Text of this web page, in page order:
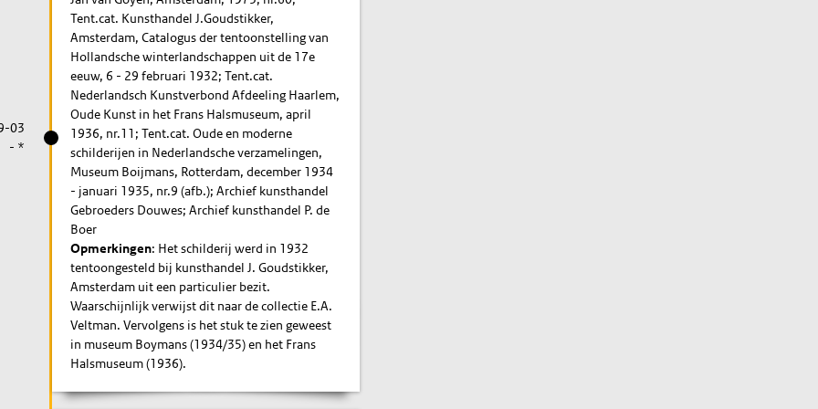
03
- *
Tent.cat. Kunsthandel J.Goudstikker,
Amsterdam, Catalogus der tentoonstelling van
Hollandsche winterlandschappen uit de 17e
eeuw, 6 - 29 februari 1932; Tent.cat.
Nederlandsch Kunstverbond Afdeeling Haarlem,
Oude Kunst in het Frans Halsmuseum, april
1936, nr.11; Tent.cat. Oude en moderne
schilderijen in Nederlandsche verzamelingen,
Museum Boijmans, Rotterdam, december 1934
- januari 1935, nr.9 (afb.); Archief kunsthandel
Gebroeders Douwes; Archief kunsthandel P. de
Boer
Opmerkingen: Het schilderij werd in 1932
tentoongesteld bij kunsthandel J. Goudstikker,
Amsterdam uit een particulier bezit.
Waarschijnlijk verwijst dit naar de collectie E.A.
Veltman. Vervolgens is het stuk te zien geweest
in museum Boymans (1934/35) en het Frans
Halsmuseum (1936).